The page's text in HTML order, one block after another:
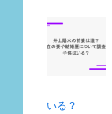
いる？